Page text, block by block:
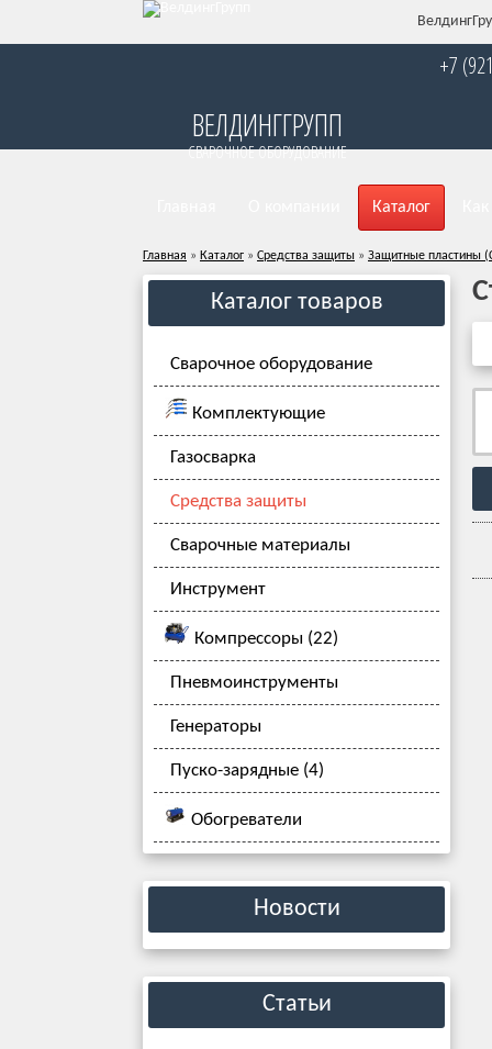
ВЕЛДИНГГРУПП
СВАРОЧНОЕ ОБОРУДОВАНИЕ
+7
Каталог
Главная » Каталог » Средства защиты » Защитные пластины
Каталог товаров
Сварочное оборудование
Комплектующие
Газосварка
Средства защиты
Сварочные материалы
Инструмент
Компрессоры (22)
Пневмоинструменты
Генераторы
Пуско-зарядные (4)
Обогреватели
Новости
Статьи